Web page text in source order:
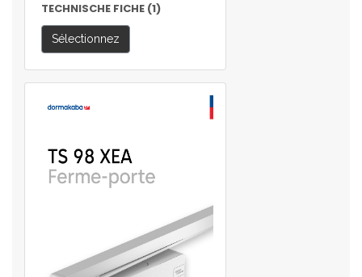
TECHNISCHE FICHE (1)
Sélectionnez